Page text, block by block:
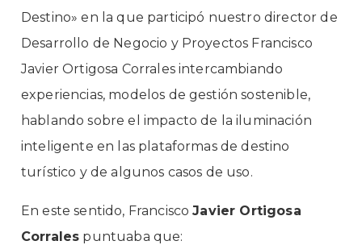
Destino» en la que participó nuestro director de
Desarrollo de Negocio y Proyectos Francisco
Javier Ortigosa Corrales intercambiando
experiencias, modelos de gestión sostenible,
hablando sobre el impacto de la iluminación
inteligente en las plataformas de destino
turístico y de algunos casos de uso.
En este sentido, FranciscoJavier Ortigosa
Corrales puntuaba que: